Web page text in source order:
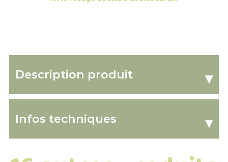
Description produit ▾
Infos techniques ▾